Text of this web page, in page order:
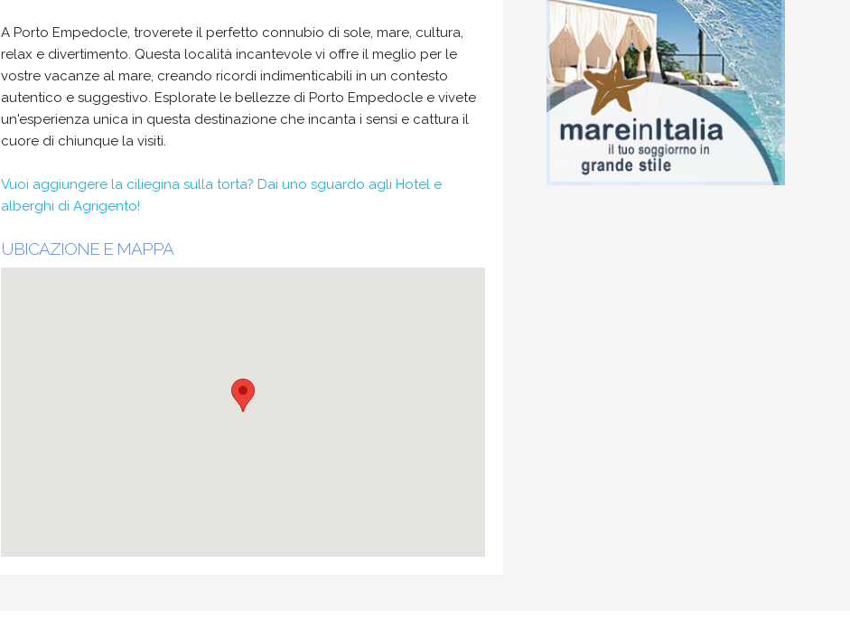
A Porto Empedocle, troverete il perfetto connubio di sole, mare, cultura,
relax e divertimento. Questa località incantevole vi offre il meglio per le
vostre vacanze al mare, creando ricordi indimenticabili in un contesto
autentico e suggestivo. Esplorate le bellezze di Porto Empedocle e vivete
un'esperienza unica in questa destinazione che incanta i sensi e cattura il
cuore di chiunque la visiti.
Vuoi aggiungere la ciliegina sulla torta? Dai uno sguardo agli Hotel e
alberghi di Agrigento!
UBICAZIONE E MAPPA